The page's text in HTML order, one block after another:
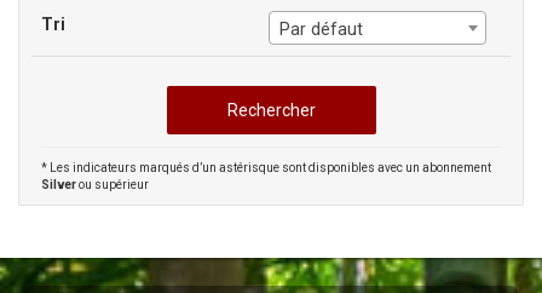
Tri Par défaut
* Les indicateurs marqués d’un astérisque sont disponibles avec un abonnement
Silverou supérieur